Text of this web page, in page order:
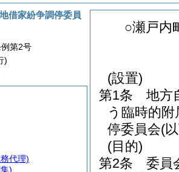
○瀬戸内
(設置)
第1条
地方
う臨時的
停委員会(
(目的)
第2条
委員
借家紛争調停委員
第2号
)
代理)
)